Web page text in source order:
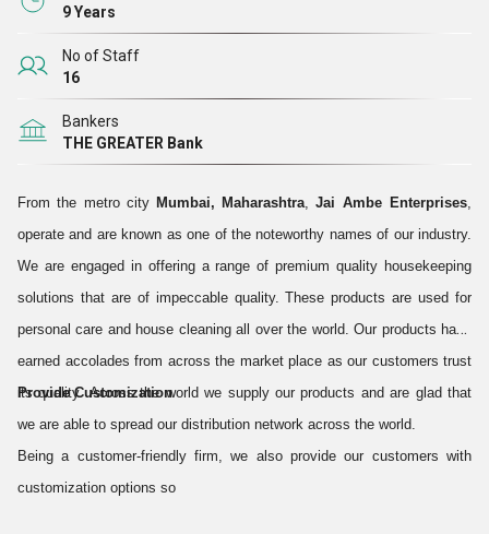
9 Years
No of Staff
16
Bankers
THE GREATER Bank
From the metro city Mumbai, Maharashtra, Jai Ambe Enterprises,
operate and are known as one of the noteworthy names of our industry.
We are engaged in offering a range of premium quality housekeeping
solutions that are of impeccable quality. These products are used for
personal care and house cleaning all over the world. Our products have
earned accolades from across the market place as our customers trust
its quality. Across the world we supply our products and are glad that
we are able to spread our distribution network across the world.
Provide Customization
Being a customer-friendly firm, we also provide our customers with
customization options so